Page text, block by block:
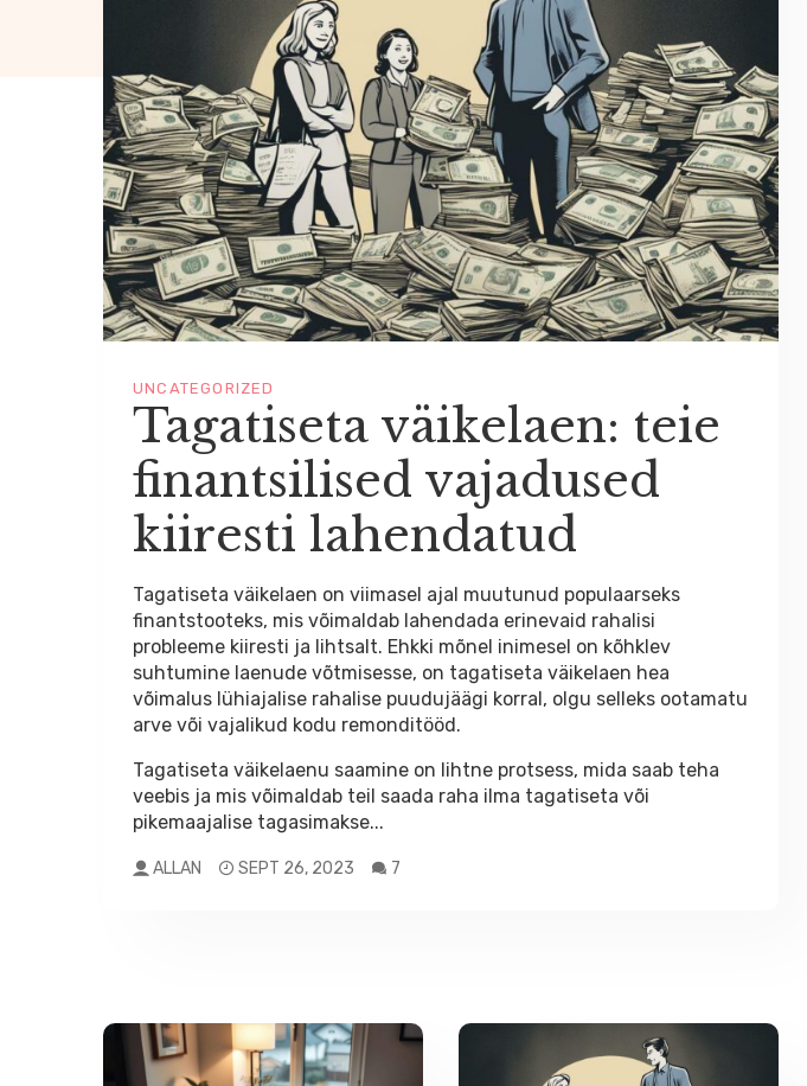
UNCATEGORIZED
Tagatiseta väikelaen: teie
finantsilised vajadused
kiiresti lahendatud
Tagatiseta väikelaen on viimasel ajal muutunud populaarseks
finantstooteks, mis võimaldab lahendada erinevaid rahalisi
probleeme kiiresti ja lihtsalt. Ehkki mõnel inimesel on kõhklev
suhtumine laenude võtmisesse, on tagatiseta väikelaen hea
võimalus lühiajalise rahalise puudujäägi korral, olgu selleks ootamatu
arve või vajalikud kodu remonditööd.
Tagatiseta väikelaenu saamine on lihtne protsess, mida saab teha
veebis ja mis võimaldab teil saada raha ilma tagatiseta või
pikemaajalise tagasimakse...
ALLAN SEPT 26, 2023 7